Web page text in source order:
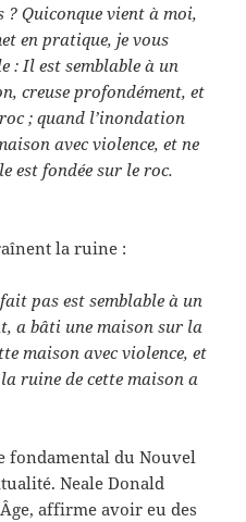
? Quiconque vient à moi,
en pratique, je vous
: Il est semblable à un
creuse profondément, et
; quand l’inondation
avec violence, et ne
est fondée sur le roc.
la ruine :
pas est semblable à un
a bâti une maison sur la
maison avec violence, et
ruine de cette maison a
fondamental du Nouvel
Neale Donald
affirme avoir eu des